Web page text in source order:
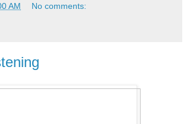
AM No comments: